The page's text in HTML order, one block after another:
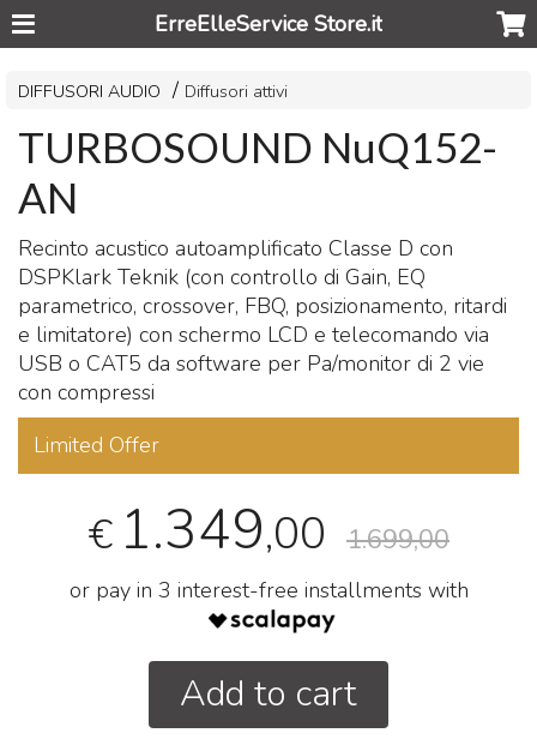
ErreElleService Store.it
DIFFUSORI AUDIO Diffusori attivi
TURBOSOUND NuQ152-
AN
Recinto acustico autoamplificato Classe D con
DSPKlark Teknik (con controllo di Gain, EQ
parametrico, crossover, FBQ, posizionamento, ritardi
e limitatore) con schermo LCD e telecomando via
USB o CAT5 da software per Pa/monitor di 2 vie
con compressi
Limited Offer
€ 1.349,00 1.699,00
or pay in 3 interest-free installments with
Add to cart